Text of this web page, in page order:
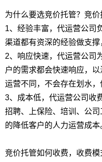
为什么要选竞价托管？竞价
1、经验丰富，代运营公司
渠道都有资深的经验做支撑
2、响应快速，代运营公司
户的需求都会快速响应，
运营不同，不会存在划水，
3、成本低，代运营公司收
招聘、上保险、培训、公
的降低客户的人力运营成本
竞价托管如何收费，收费模